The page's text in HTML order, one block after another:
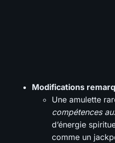
Modifications
Une amulette
compétences
d’énergie
comme un